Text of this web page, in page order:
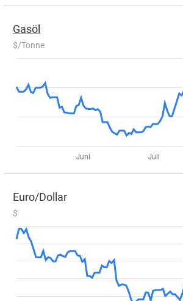
Gasöl
$/Tonne
Euro/Dollar
$